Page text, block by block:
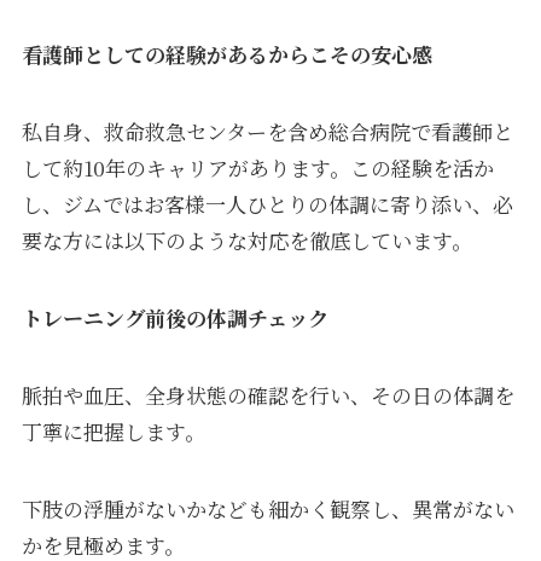
看護師としての経験があるからこその安心感
私自身、救命救急センターを含め総合病院で看護師と
して約10年のキャリアがあります。この経験を活か
し、ジムではお客様一人ひとりの体調に寄り添い、必
要な方には以下のような対応を徹底しています。
トレーニング前後の体調チェック
脈拍や血圧、全身状態の確認を行い、その日の体調を
丁寧に把握します。
下肢の浮腫がないかなども細かく観察し、異常がない
かを見極めます。